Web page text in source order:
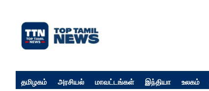
தமிழகம் அரசியல் மாவட்டங்கள் இந்தியா உலகம்